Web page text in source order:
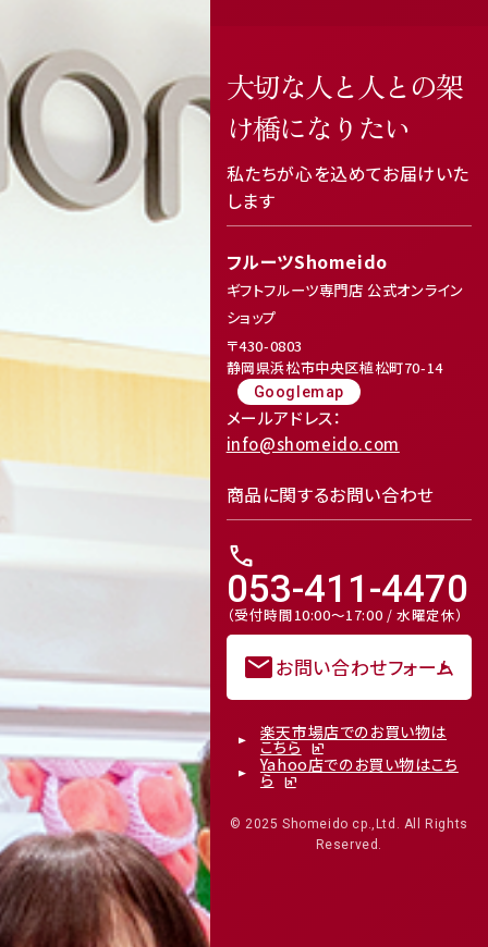
大切な人と人との架
け橋になりたい
私たちが心を込めてお届けいた
します
フルーツShomeido
ギフトフルーツ専門店 公式オンライン
ショップ
〒430-0803
静岡県浜松市中央区植松町70-14
Googlemap
メールアドレス：
info@shomeido.com
商品に関するお問い合わせ
call
053-411-4470
（受付時間10:00～17:00 / 水曜定休）
mailお問い合わせフォーム
楽天市場店でのお買い物は
こちら
Yahoo店でのお買い物はこち
ら
© 2025 Shomeido cp.,Ltd. All Rights
Reserved.